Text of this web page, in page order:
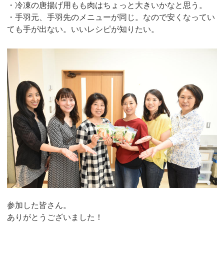
・冷凍の唐揚げ用もも肉はちょっと大きいかなと思う。
・手羽元、手羽先のメニューが同じ。なので安くなってい
ても手が出ない。いいレシピが知りたい。
参加した皆さん。
ありがとうございました！